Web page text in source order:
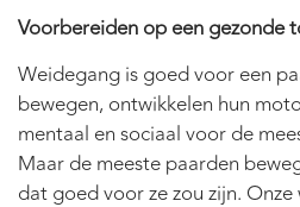
Voorbereiden op een gezonde
Weidegang is goed voor een
bewegen, ontwikkelen hun
mentaal en sociaal voor de
Maar de meeste paarden
dat goed voor ze zou zijn. Onze